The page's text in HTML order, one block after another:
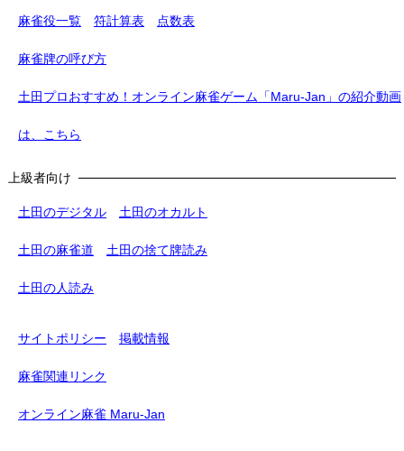
麻雀役一覧 符計算表 点数表
麻雀牌の呼び方
土田プロおすすめ！オンライン麻雀ゲーム「Maru-Jan」の紹介動画
は、こちら
上級者向け
土田のデジタル 土田のオカルト
土田の麻雀道 土田の捨て牌読み
土田の人読み
サイトポリシー 掲載情報
麻雀関連リンク
オンライン麻雀 Maru-Jan